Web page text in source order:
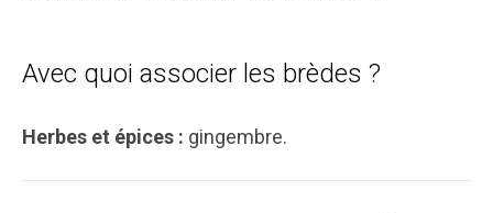
Avec quoi associer les brèdes ?
Herbes et épices : gingembre.